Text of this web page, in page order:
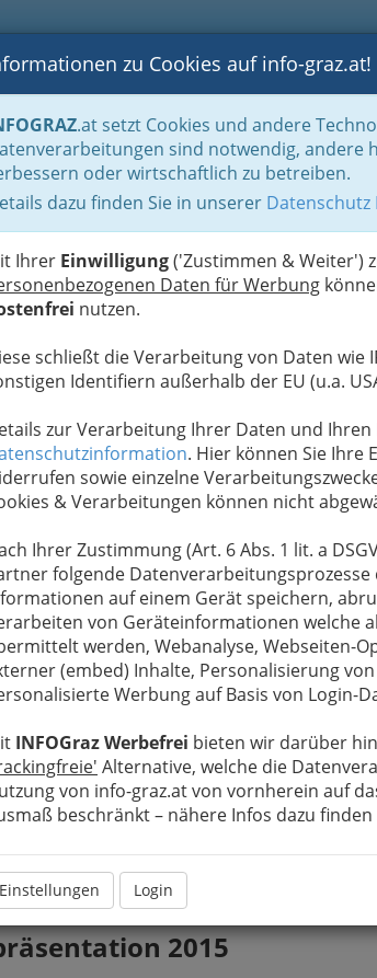
BLOGS FOTOS G
zu Cookies auf info-graz.at!
.at setzt Cookies und andere
sind notwendig, andere
oder wirtschaftlich zu betreiben.
dazu finden Sie in unserer Datenschutz
Ihrer Einwilligung('Zustimmen & Weiter')
Daten für Werbung
nutzen.
schließt die Verarbeitung von Daten wie
Identifiern außerhalb der EU (u.a.
zur Verarbeitung Ihrer Daten und Ihren
. Hier können Sie Ihre
sowie einzelne
& Verarbeitungen können nicht
Ihrer Zustimmung (Art. 6 Abs. 1 lit. a
folgende Datenverarbeitungsprozesse
auf einem Gerät speichern,
von Geräteinformationen welche
werden, Webanalyse, Webseiten-
(embed) Inhalte, Personalisierung
Werbung auf Basis von Login-
INFOGraz Werbefrei bieten wir darüber
Alternative, welche die
von info-graz.at von vornherein auf
beschränkt – nähere Infos dazu finden
Einstellungen Login
- größte Veranstaltungshalle der Stadt
- Stadthalle Graz - 4. November 2015 - 001
Vergrößern
Fotos ohne Logo
2015